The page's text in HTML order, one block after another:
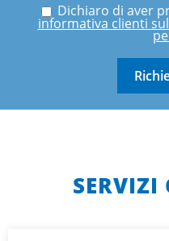
Dichiaro di aver
informativa clienti
SERVIZI